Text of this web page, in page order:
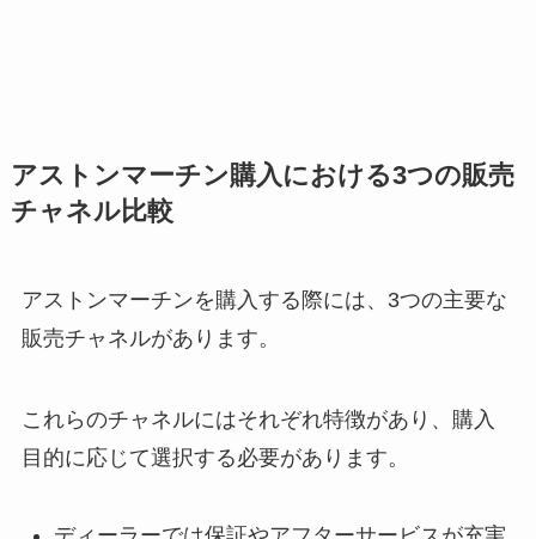
アストンマーチン購入における3つの販売
チャネル比較
アストンマーチンを購入する際には、3つの主要な
販売チャネルがあります。
これらのチャネルにはそれぞれ特徴があり、購入
目的に応じて選択する必要があります。